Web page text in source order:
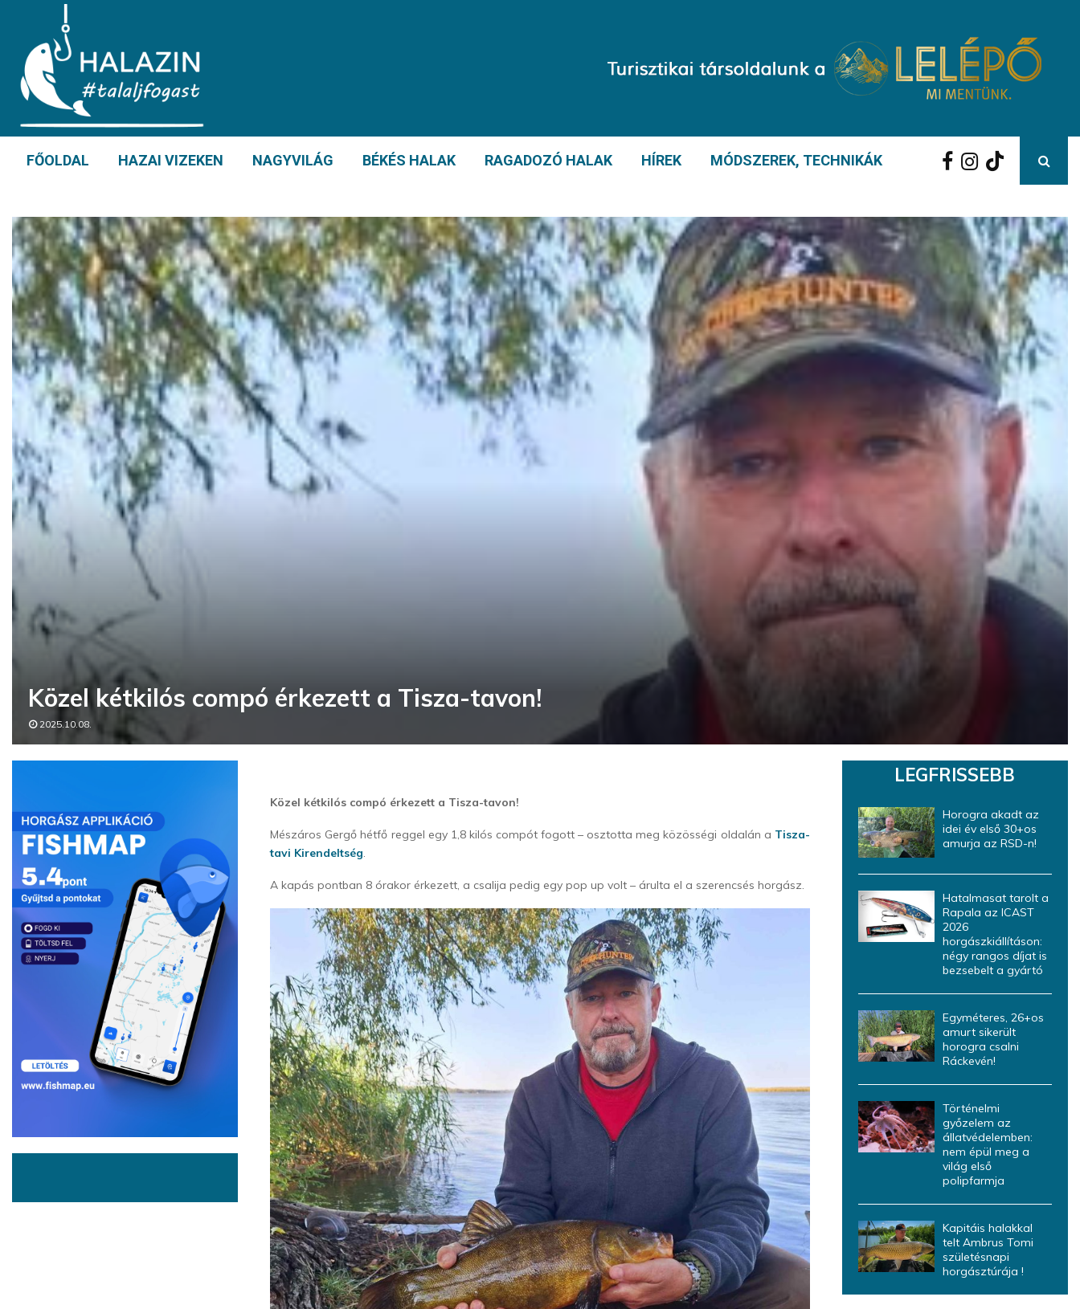
FŐOLDAL HAZAI VIZEKEN NAGYVILÁG BÉKÉS HALAK RAGADOZÓ HALAK HÍREK MÓDSZEREK, TECHNIKÁK
Közel kétkilós compó érkezett a Tisza-tavon!
2025.10.08.
Közel kétkilós compó érkezett a Tisza-tavon!
Mészáros Gergő hétfő reggel egy 1,8 kilós compót fogott – osztotta meg közösségi oldalán a Tisza-
tavi Kirendeltség.
A kapás pontban 8 órakor érkezett, a csalija pedig egy pop up volt – árulta el a szerencsés horgász.
LEGFRISSEBB
Horogra akadt az
idei év első 30+os
amurja az RSD-n!
Hatalmasat tarolt a
Rapala az ICAST
2026
horgászkiállításon:
négy rangos díjat is
bezsebelt a gyártó
Egyméteres, 26+os
amurt sikerült
horogra csalni
Ráckevén!
Történelmi
győzelem az
állatvédelemben:
nem épül meg a
világ első
polipfarmja
Kapitáis halakkal
telt Ambrus Tomi
születésnapi
horgásztúrája !